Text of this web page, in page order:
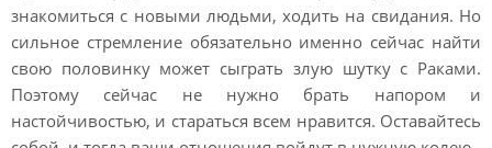
знакомиться с новыми людьми, ходить на свидания. Но
сильное стремление обязательно именно сейчас найти
свою половинку может сыграть злую шутку с Раками.
Поэтому сейчас не нужно брать напором и
настойчивостью, и стараться всем нравится. Оставайтесь